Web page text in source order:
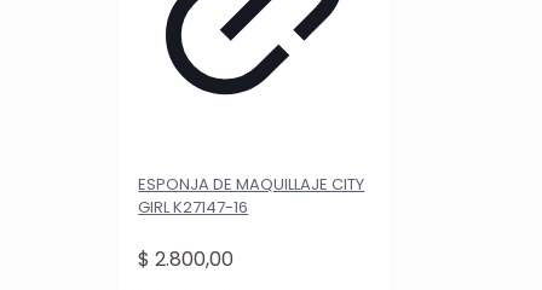
ESPONJA DE MAQUILLAJE CITY
GIRL K27147-16
$ 2.800,00